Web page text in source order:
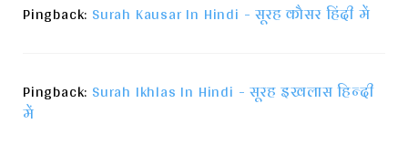
Pingback: Surah Kausar In Hindi - सूरह कौसर हिंदी में
Pingback: Surah Ikhlas In Hindi - सूरह इखलास हिन्दी
में